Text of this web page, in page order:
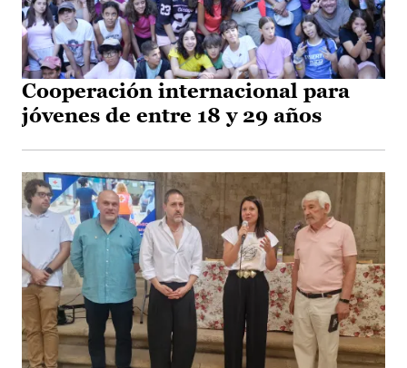
Cooperación internacional para
jóvenes de entre 18 y 29 años